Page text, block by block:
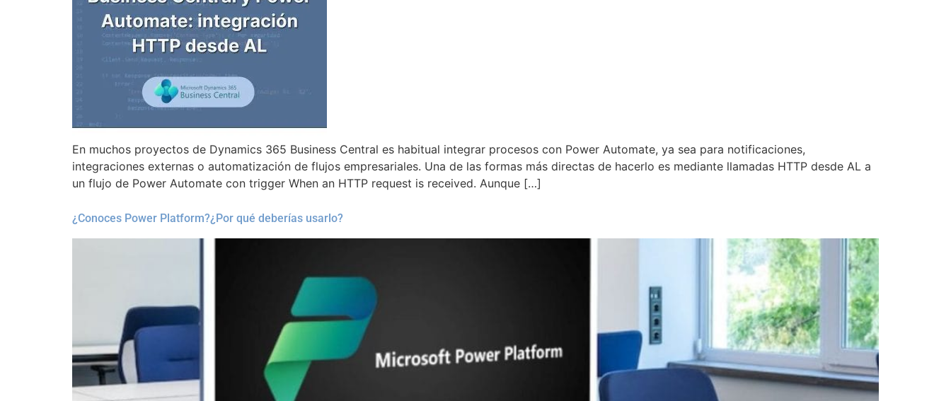
En muchos proyectos de Dynamics 365 Business Central es habitual integrar procesos con Power Automate, ya sea para notificaciones,
integraciones externas o automatización de flujos empresariales. Una de las formas más directas de hacerlo es mediante llamadas HTTP desde AL a
un flujo de Power Automate con trigger When an HTTP request is received. Aunque […]
¿Conoces Power Platform?¿Por qué deberías usarlo?